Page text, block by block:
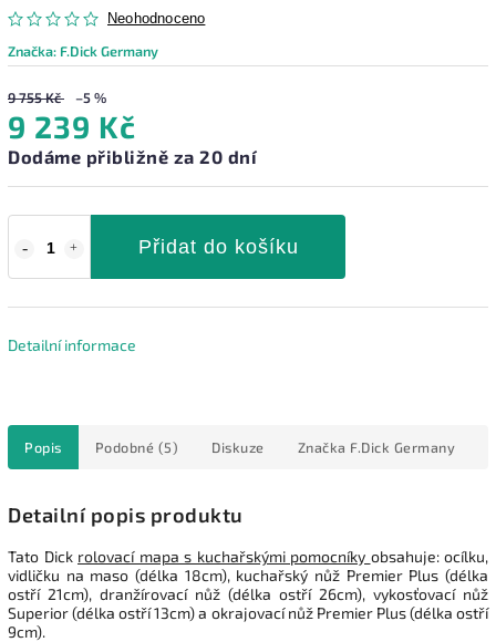
Neohodnoceno
Značka: F.Dick Germany
9 755 Kč –5 %
9 239 Kč
Dodáme přibližně za 20 dní
Přidat do košíku
Detailní informace
Popis Podobné (5) Diskuze Značka F.Dick Germany
Detailní popis produktu
Tato Dick rolovací mapa s kuchařskými pomocníky obsahuje: ocílku,
vidličku na maso (délka 18cm), kuchařský nůž Premier Plus (délka
ostří 21cm), dranžírovací nůž (délka ostří 26cm), vykosťovací nůž
Superior (délka ostří 13cm) a okrajovací nůž Premier Plus (délka ostří
9cm).